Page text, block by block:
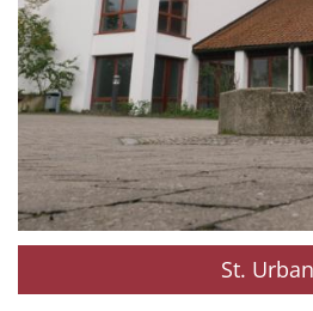
St. Urban